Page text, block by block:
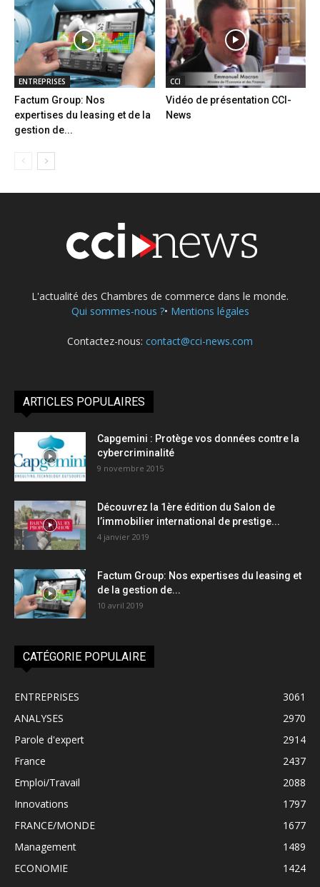
ENTREPRISES
Factum Group: Nos
expertises du leasing et de la
gestion de...
CCI
Vidéo de présentation CCI-
News
L'actualité des Chambres de commerce dans le monde.
Qui sommes-nous ?• Mentions légales
Contactez-nous: contact@cci-news.com
ARTICLES POPULAIRES
Capgemini : Protège vos données contre la
cybercriminalité
9 novembre 2015
Découvrez la 1ère édition du Salon de
l’immobilier international de prestige...
4 janvier 2019
Factum Group: Nos expertises du leasing et
de la gestion de...
10 avril 2019
CATÉGORIE POPULAIRE
ENTREPRISES
3061
ANALYSES
2970
Parole d'expert
2914
France
2437
Emploi/Travail
2088
Innovations
1797
FRANCE/MONDE
1677
Management
1489
ECONOMIE
1424